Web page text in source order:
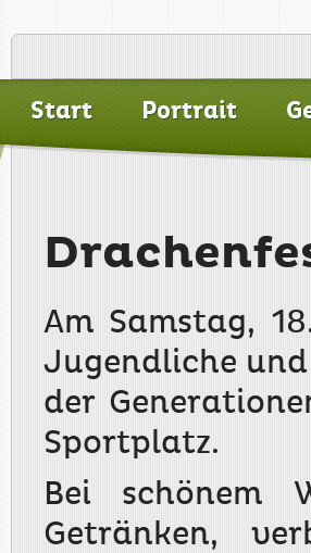
Start Portrait
Am Samstag,
Jugendliche und
der
Sportplatz.
Bei schönem
Getränken,